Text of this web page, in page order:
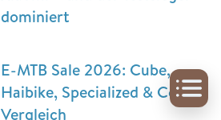
dominiert
E-MTB Sale 2026: Cube,
Haibike, Specialized & Co im
Vergleich